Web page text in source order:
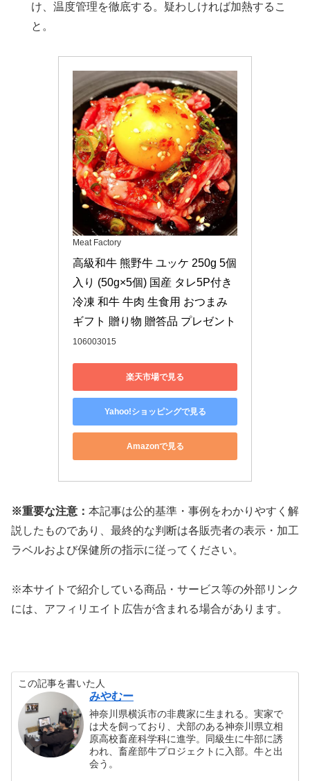
け、温度管理を徹底する。疑わしければ加熱するこ
と。
Meat Factory
高級和牛 熊野牛 ユッケ 250g 5個
入り (50g×5個) 国産 タレ5P付き
冷凍 和牛 牛肉 生食用 おつまみ
ギフト 贈り物 贈答品 プレゼント
106003015
楽天市場で見る
Yahoo!ショッピングで見る
Amazonで見る
※重要な注意： 本記事は公的基準・事例をわかりやすく解
説したものであり、最終的な判断は各販売者の表示・加工
ラベルおよび保健所の指示に従ってください。
※本サイトで紹介している商品・サービス等の外部リンク
には、アフィリエイト広告が含まれる場合があります。
この記事を書いた人
みやむー
神奈川県横浜市の非農家に生まれる。実家で
は犬を飼っており、犬部のある神奈川県立相
原高校畜産科学科に進学。同級生に牛部に誘
われ、畜産部牛プロジェクトに入部。牛と出
会う。